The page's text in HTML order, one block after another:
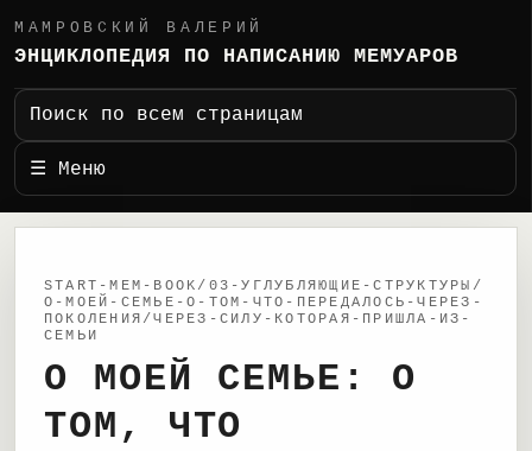
МАМРОВСКИЙ ВАЛЕРИЙ
ЭНЦИКЛОПЕДИЯ ПО НАПИСАНИЮ МЕМУАРОВ
Поиск по всем страницам
☰ Меню
START-MEM-BOOK/03-УГЛУБЛЯЮЩИЕ-СТРУКТУРЫ/
О-МОЕЙ-СЕМЬЕ-О-ТОМ-ЧТО-ПЕРЕДАЛОСЬ-ЧЕРЕЗ-
ПОКОЛЕНИЯ/ЧЕРЕЗ-СИЛУ-КОТОРАЯ-ПРИШЛА-ИЗ-
СЕМЬИ
О МОЕЙ СЕМЬЕ: О
ТОМ, ЧТО